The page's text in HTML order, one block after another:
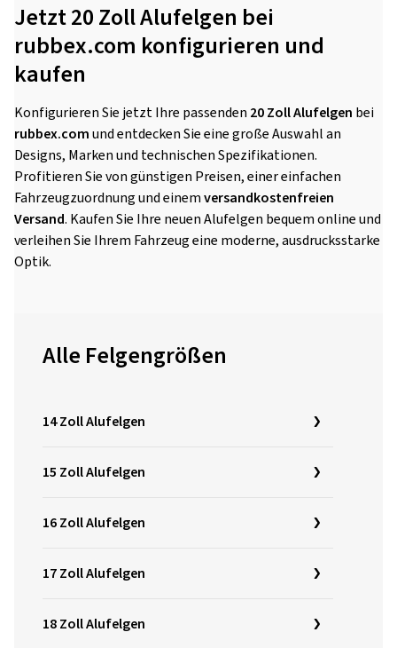
Jetzt 20 Zoll Alufelgen bei
rubbex.com konfigurieren und
kaufen
Konfigurieren Sie jetzt Ihre passenden 20 Zoll Alufelgen bei
rubbex.comund entdecken Sie eine große Auswahl an
Designs, Marken und technischen Spezifikationen.
Profitieren Sie von günstigen Preisen, einer einfachen
Fahrzeugzuordnung und einemversandkostenfreien
Versand. Kaufen Sie Ihre neuen Alufelgen bequem online und
verleihen Sie Ihrem Fahrzeug eine moderne, ausdrucksstarke
Optik.
Alle Felgengrößen
14 Zoll Alufelgen
15 Zoll Alufelgen
16 Zoll Alufelgen
17 Zoll Alufelgen
18 Zoll Alufelgen